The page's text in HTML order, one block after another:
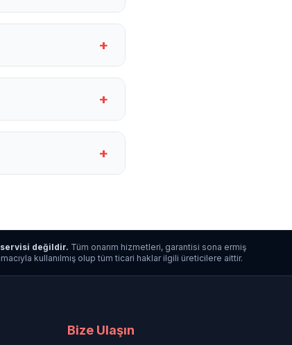
+
+
+
değildir. Tüm onarım hizmetleri, garantisi sona ermiş
kullanılmış olup tüm ticari haklar ilgili üreticilere aittir.
Bize Ulaşın